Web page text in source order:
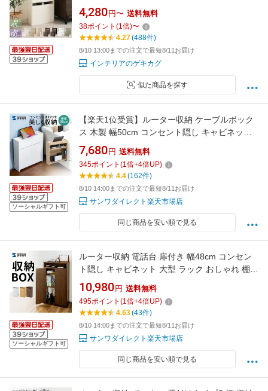
タップボックス ルーター隠し 大型 ルーターボ
ックス コードボックス 可動棚 棚 小サイズ/大サ
イズ 全7色 【組立品/完成品が選べる】
4,280 円〜 送料無料
38ポイント (1倍)〜
4.27(488件)
8/10 13:00までの注文で最短8/11お届け
インテリアのゲキカグ
似た商品を探す
ソーシャルギフト可
【楽天1位受賞】ルーター収納 ケーブルボック
ス 木製 幅50cm コンセント隠し キャビネット
大型 ケース ルーター収納ボックス 収納棚 収納
家具 おしゃれ スリム モデム隠し サイドテーブ
ル Wi-fi隠し コードケース ルーター収納ラック
配線隠し 配線カバー
7,680 円 送料無料
345ポイント (1倍+4倍UP)
4.4(162件)
8/10 14:00までの注文で最短8/11お届け
サンワダイレクト楽天市場店
同じ商品を安い順で見る
ソーシャルギフト可
ルーター収納 電話台 扉付き 幅48cm コンセン
ト隠し キャビネット 大型 ラック おしゃれ 棚
収納棚 木製 収納付き ルーター隠し Wi-fi隠し モ
デム隠し コードケース 配線カバー
10,980 円 送料無料
495ポイント (1倍+4倍UP)
4.63(43件)
8/10 14:00までの注文で最短8/11お届け
サンワダイレクト楽天市場店
同じ商品を安い順で見る